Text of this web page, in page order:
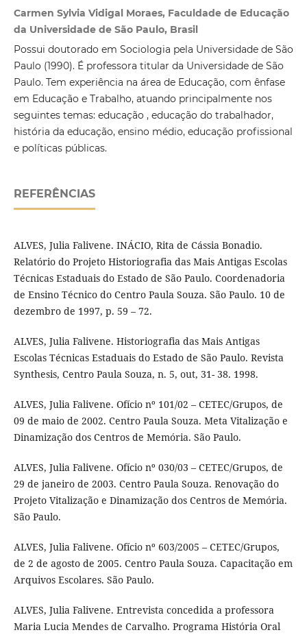
Carmen Sylvia Vidigal Moraes, Faculdade de Educação
da Universidade de São Paulo, Brasil
Possui doutorado em Sociologia pela Universidade de São
Paulo (1990). É professora titular da Universidade de São
Paulo. Tem experiência na área de Educação, com ênfase
em Educação e Trabalho, atuando principalmente nos
seguintes temas: educação , educação do trabalhador,
história da educação, ensino médio, educação profissional
e políticas públicas.
REFERÊNCIAS
ALVES, Julia Falivene. INÁCIO, Rita de Cássia Bonadio.
Relatório do Projeto Historiografia das Mais Antigas Escolas
Técnicas Estaduais do Estado de São Paulo. Coordenadoria
de Ensino Técnico do Centro Paula Souza. São Paulo. 10 de
dezembro de 1997, p. 59 – 72.
ALVES, Julia Falivene. Historiografia das Mais Antigas
Escolas Técnicas Estaduais do Estado de São Paulo. Revista
Synthesis, Centro Paula Souza, n. 5, out, 31- 38. 1998.
ALVES, Julia Falivene. Ofício nº 101/02 – CETEC/Grupos, de
09 de maio de 2002. Centro Paula Souza. Meta Vitalização e
Dinamização dos Centros de Memória. São Paulo.
ALVES, Julia Falivene. Ofício nº 030/03 – CETEC/Grupos, de
29 de janeiro de 2003. Centro Paula Souza. Renovação do
Projeto Vitalização e Dinamização dos Centros de Memória.
São Paulo.
ALVES, Julia Falivene. Ofício nº 603/2005 – CETEC/Grupos,
de 2 de agosto de 2005. Centro Paula Souza. Capacitação em
Arquivos Escolares. São Paulo.
ALVES, Julia Falivene. Entrevista concedida a professora
Maria Lucia Mendes de Carvalho. Programa História Oral